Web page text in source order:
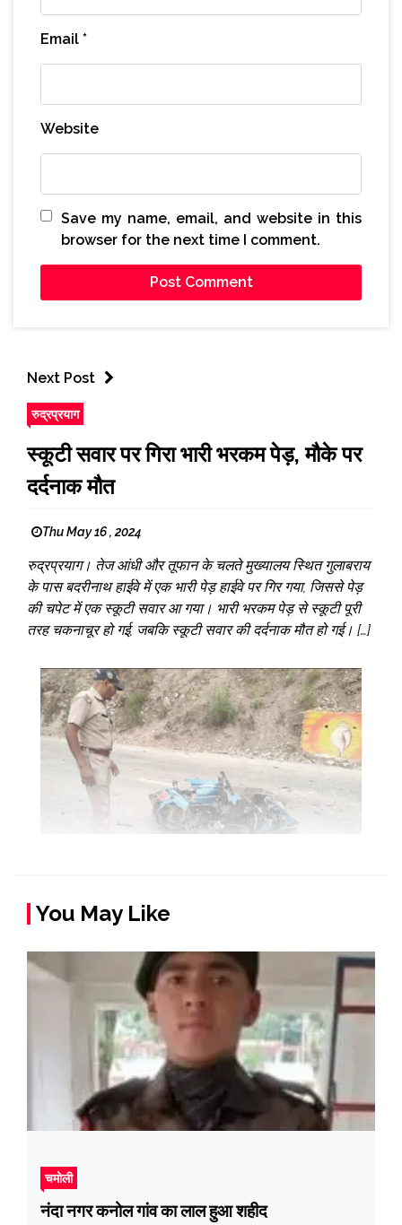
Email *
Website
Save my name, email, and website in this
browser for the next time I comment.
Next Post
रुद्रप्रयाग
स्कूटी सवार पर गिरा भारी भरकम पेड़, मौके पर
दर्दनाक मौत
Thu May 16 , 2024
रुद्रप्रयाग। तेज आंधी और तूफान के चलते मुख्यालय स्थित गुलाबराय
के पास बदरीनाथ हाईवे में एक भारी पेड़ हाईवे पर गिर गया, जिससे पेड़
की चपेट में एक स्कूटी सवार आ गया। भारी भरकम पेड़ से स्कूटी पूरी
तरह चकनाचूर हो गई, जबकि स्कूटी सवार की दर्दनाक मौत हो गई। […]
You May Like
चमोली
नंदा नगर कनोल गांव का लाल हुआ शहीद